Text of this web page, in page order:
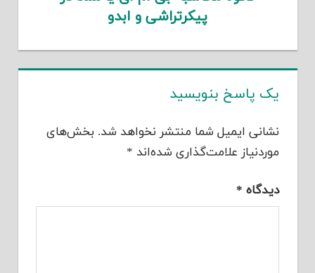
پیکرتراشی و ابدو
یک پاسخ بنویسید
نشانی ایمیل شما منتشر نخواهد شد. بخش‌های
موردنیاز علامت‌گذاری شده‌اند *
دیدگاه *